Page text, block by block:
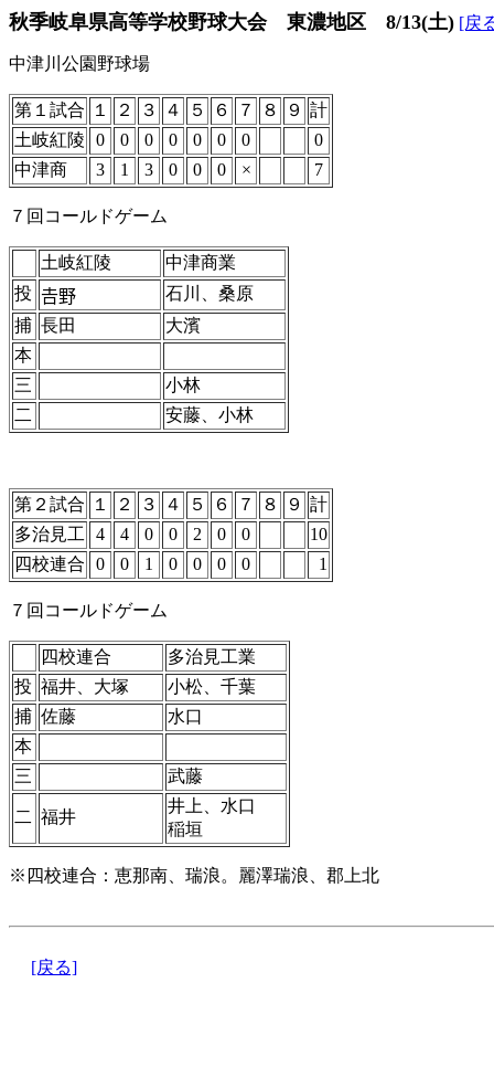
秋季岐阜県高等学校野球大会 東濃地区 8/13(土) [戻
中津川公園野球場
第１試合 １ ２ ３ ４ ５ ６ ７ ８ ９ 計
土岐紅陵
0 0 0 0 0 0 0
0
中津商
3 1 3 0 0 0 × 7
７回コールドゲーム
土岐紅陵
中津商業
投 𠮷野
石川、桑原
捕 長田
大濱
本
三
小林
二
安藤、小林
第２試合 １ ２ ３ ４ ５ ６ ７ ８ ９ 計
多治見工
4 4 0 0 2 0 0
10
四校連合
0 0 1 0 0 0 0 1
７回コールドゲーム
四校連合
多治見工業
投 福井、大塚
小松、千葉
捕 佐藤
水口
本
三
武藤
二 福井
井上、水口
稲垣
※四校連合：恵那南、瑞浪。麗澤瑞浪、郡上北
[戻る]